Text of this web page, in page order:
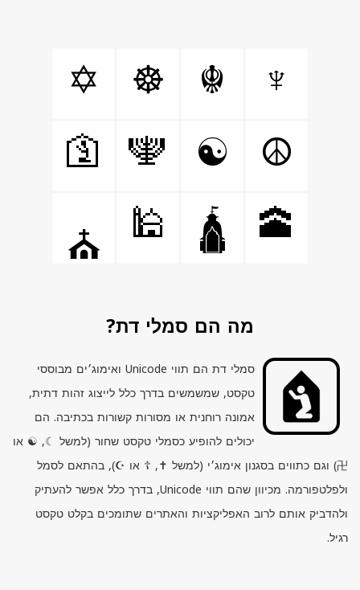
♆
☬
☸
✡
☮
☯
🕎
🛐
🕋
🛕
🕌
⛪
מה הם סמלי דת?
סמלי דת הם תווי Unicode ואימוג׳ים מבוססי
טקסט, שמשמשים בדרך כלל לייצוג זהות דתית,
אמונה רוחנית או מסורות קשורות בכתיבה. הם
יכולים להופיע כסמלי טקסט שחור (למשל ☾, ☯ או
卍) וגם כתווים בסגנון אימוג׳י (למשל ✝, ☦ או ☪), בהתאם לסמל
ולפלטפורמה. מכיוון שהם תווי Unicode, בדרך כלל אפשר להעתיק
ולהדביק אותם לרוב האפליקציות והאתרים שתומכים בקלט טקסט
רגיל.